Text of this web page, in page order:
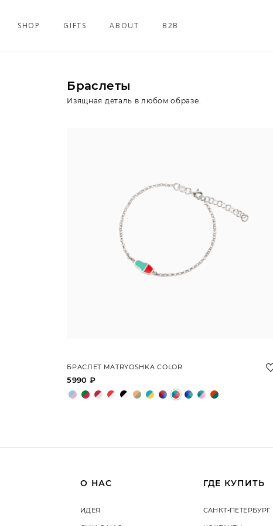
SHOP GIFTS ABOUT B2B
Браслеты
Изящная деталь в любом образе.
БРАСЛЕТ MATRYOSHKA COLOR
5990 ₽
О НАС
ИДЕЯ
ГДЕ КУПИТЬ
САНКТ-ПЕТЕРБУРГ